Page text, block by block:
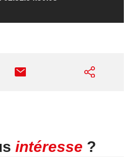
intéresse ?